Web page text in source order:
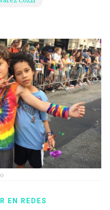
EN REDES